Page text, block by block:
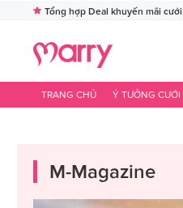
Tổng hợp Deal khuyến mãi cưới
TRANG CHỦ Ý TƯỞNG CƯỚI
M-Magazine